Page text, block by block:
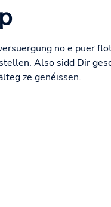
no e puer
Also sidd Dir
ze genéissen.